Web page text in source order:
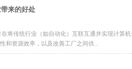
来的好处
将传统行业（如自动化）互联互通并实现计算
和资源效率，以及改善工厂之间供...